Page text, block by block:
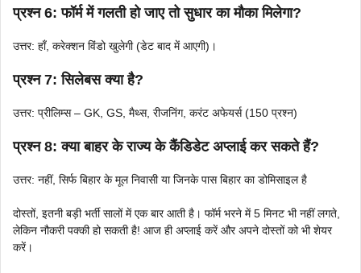
प्रश्न 6: फॉर्म में गलती हो जाए तो सुधार का मौका मिलेगा?
उत्तर: हाँ, करेक्शन विंडो खुलेगी (डेट बाद में आएगी)।
प्रश्न 7: सिलेबस क्या है?
उत्तर: प्रीलिम्स – GK, GS, मैथ्स, रीजनिंग, करंट अफेयर्स (150 प्रश्न)
प्रश्न 8: क्या बाहर के राज्य के कैंडिडेट अप्लाई कर सकते हैं?
उत्तर: नहीं, सिर्फ बिहार के मूल निवासी या जिनके पास बिहार का डोमिसाइल है
दोस्तों, इतनी बड़ी भर्ती सालों में एक बार आती है। फॉर्म भरने में 5 मिनट भी नहीं लगते,
लेकिन नौकरी पक्की हो सकती है! आज ही अप्लाई करें और अपने दोस्तों को भी शेयर
करें।